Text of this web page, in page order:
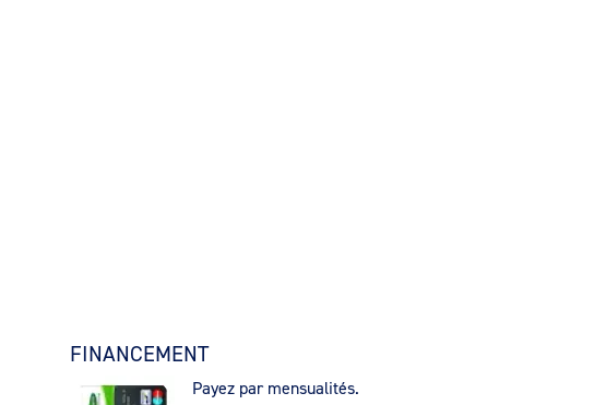
FINANCEMENT
Payez par mensualités.